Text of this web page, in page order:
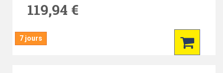
119,94 €
7 jours